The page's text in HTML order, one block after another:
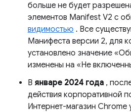
больше не будет
элементов Manifest V2 с
видимостью . Все
Манифеста версии 2, для
установлено значение
изменены на «Не
В январе 2024 года ,
действия корпоративной
Интернет-магазин Chrome